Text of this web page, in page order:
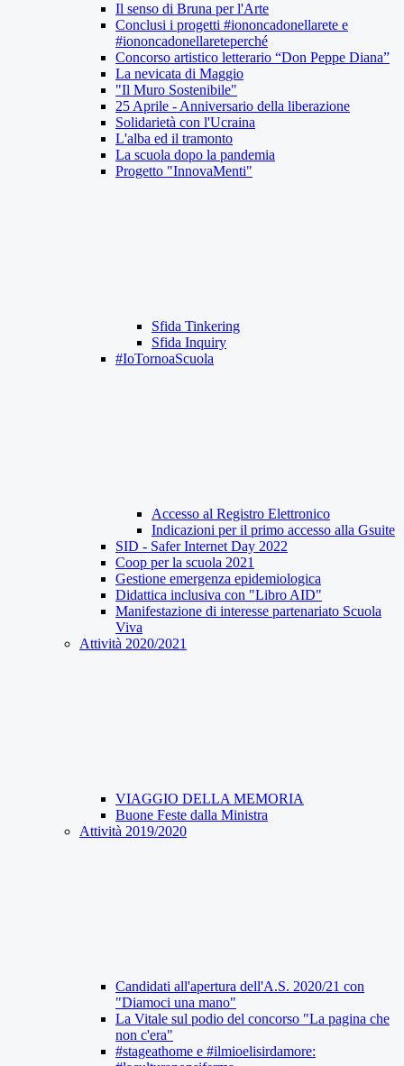
Il senso di Bruna per l'Arte
Conclusi i progetti #iononcadonellarete e
#iononcadonellareteperché
Concorso artistico letterario “Don Peppe Diana”
La nevicata di Maggio
"Il Muro Sostenibile"
25 Aprile - Anniversario della liberazione
Solidarietà con l'Ucraina
L'alba ed il tramonto
La scuola dopo la pandemia
Progetto "InnovaMenti"
Sfida Tinkering
Sfida Inquiry
#IoTornoaScuola
Accesso al Registro Elettronico
Indicazioni per il primo accesso alla Gsuite
SID - Safer Internet Day 2022
Coop per la scuola 2021
Gestione emergenza epidemiologica
Didattica inclusiva con "Libro AID"
Manifestazione di interesse partenariato Scuola
Viva
Attività 2020/2021
VIAGGIO DELLA MEMORIA
Buone Feste dalla Ministra
Attività 2019/2020
Candidati all'apertura dell'A.S. 2020/21 con
"Diamoci una mano"
La Vitale sul podio del concorso "La pagina che
non c'era"
#stageathome e #ilmioelisirdamore: